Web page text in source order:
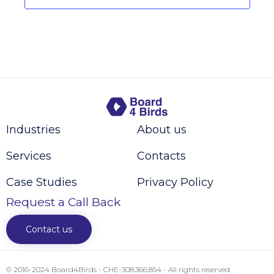
Industries
Services
Case Studies
About us
Contacts
Privacy Policy
Request a Call Back
Contact us
© 2016-2024 Board4Birds - CHE-308.366.854 - All rights reserved